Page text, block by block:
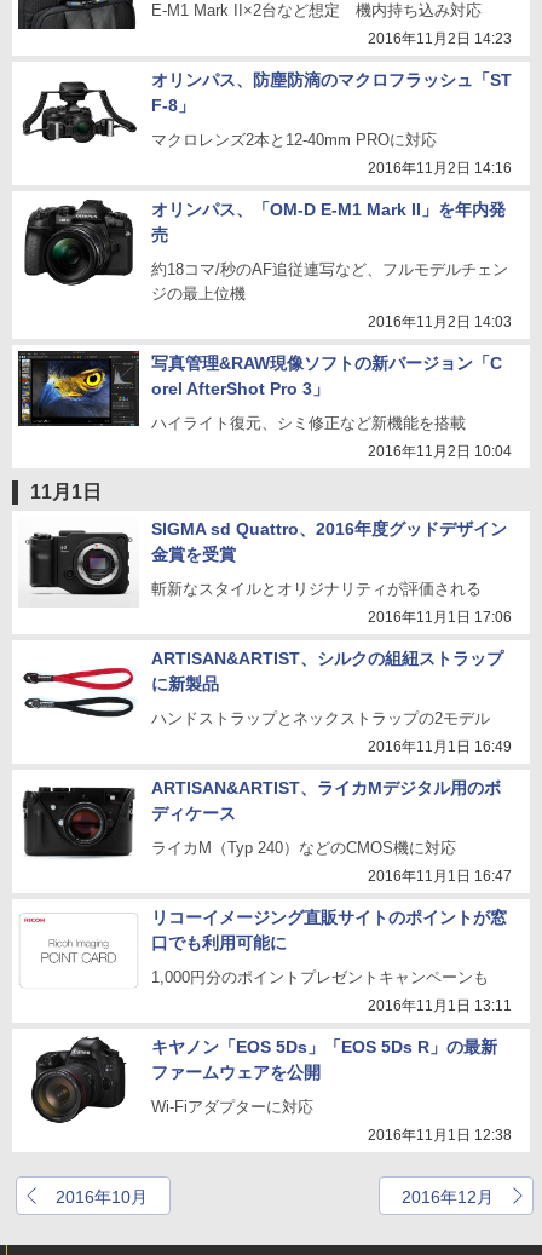
E-M1 Mark II×2台など想定 機内持ち込み対応
2016年11月2日 14:23
オリンパス、防塵防滴のマクロフラッシュ「ST
F-8」
マクロレンズ2本と12-40mm PROに対応
2016年11月2日 14:16
オリンパス、「OM-D E-M1 Mark II」を年内発
売
約18コマ/秒のAF追従連写など、フルモデルチェン
ジの最上位機
2016年11月2日 14:03
写真管理&RAW現像ソフトの新バージョン「C
orel AfterShot Pro 3」
ハイライト復元、シミ修正など新機能を搭載
2016年11月2日 10:04
11月1日
SIGMA sd Quattro、2016年度グッドデザイン
金賞を受賞
斬新なスタイルとオリジナリティが評価される
2016年11月1日 17:06
ARTISAN&ARTIST、シルクの組紐ストラップ
に新製品
ハンドストラップとネックストラップの2モデル
2016年11月1日 16:49
ARTISAN&ARTIST、ライカMデジタル用のボ
ディケース
ライカM（Typ 240）などのCMOS機に対応
2016年11月1日 16:47
リコーイメージング直販サイトのポイントが窓
口でも利用可能に
1,000円分のポイントプレゼントキャンペーンも
2016年11月1日 13:11
キヤノン「EOS 5Ds」「EOS 5Ds R」の最新
ファームウェアを公開
Wi-Fiアダプターに対応
2016年11月1日 12:38
2016年10月 2016年12月